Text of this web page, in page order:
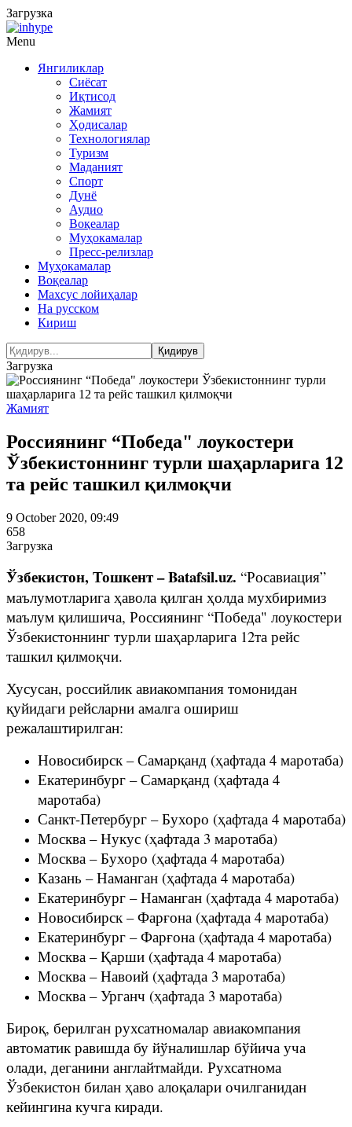
Загрузка
Menu
Янгиликлар
Сиёсат
Иқтисод
Жамият
Ҳодисалар
Технологиялар
Туризм
Маданият
Спорт
Дунё
Аудио
Воқеалар
Муҳокамалар
Пресс-релизлар
Муҳокамалар
Воқеалар
Махсус лойиҳалар
На русском
Кириш
Загрузка
Жамият
Россиянинг “Победа" лоукостери
Ўзбекистоннинг турли шаҳарларига 12
та рейс ташкил қилмоқчи
9 October 2020, 09:49
658
Загрузка
Ўзбекистон, Тошкент – Batafsil.uz. “Росавиация”
маълумотларига ҳавола қилган ҳолда мухбиримиз
маълум қилишича, Россиянинг “Победа" лоукостери
Ўзбекистоннинг турли шаҳарларига 12та рейс
ташкил қилмоқчи.
Хусусан, российлик авиакомпания томонидан
қуйидаги рейсларни амалга ошириш
режалаштирилган:
Новосибирск – Самарқанд (ҳафтада 4 маротаба)
Екатеринбург – Самарқанд (ҳафтада 4
маротаба)
Санкт-Петербург – Бухоро (ҳафтада 4 маротаба)
Москва – Нукус (ҳафтада 3 маротаба)
Москва – Бухоро (ҳафтада 4 маротаба)
Казань – Наманган (ҳафтада 4 маротаба)
Екатеринбург – Наманган (ҳафтада 4 маротаба)
Новосибирск – Фарғона (ҳафтада 4 маротаба)
Екатеринбург – Фарғона (ҳафтада 4 маротаба)
Москва – Қарши (ҳафтада 4 маротаба)
Москва – Навоий (ҳафтада 3 маротаба)
Москва – Урганч (ҳафтада 3 маротаба)
Бироқ, берилган рухсатномалар авиакомпания
автоматик равишда бу йўналишлар бўйича уча
олади, деганини англайтмайди. Рухсатнома
Ўзбекистон билан ҳаво алоқалари очилганидан
кейингина кучга киради.